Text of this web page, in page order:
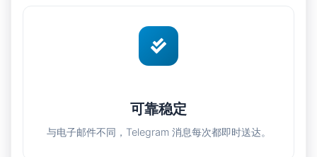
可靠稳定
与电子邮件不同，Telegram 消息每次都即时送达。